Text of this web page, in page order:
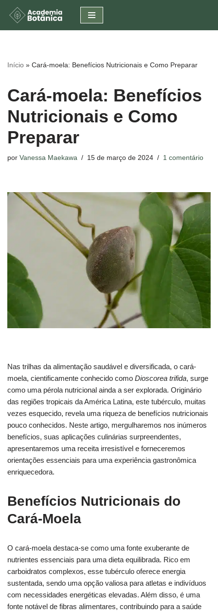
Pular
conteúdo
Início » Cará-moela: Benefícios Nutricionais e Como Preparar
Cará-moela: Benefícios
Nutricionais e Como
Preparar
por Vanessa Maekawa 15 de março de 2024 1 comentário
Nas trilhas da alimentação saudável e diversificada, o cará-
moela, cientificamente conhecido como Dioscorea trifida, surge
como uma pérola nutricional ainda a ser explorada. Originário
das regiões tropicais da América Latina, este tubérculo, muitas
vezes esquecido, revela uma riqueza de benefícios nutricionais
pouco conhecidos. Neste artigo, mergulharemos nos inúmeros
benefícios, suas aplicações culinárias surpreendentes,
apresentaremos uma receita irresistível e forneceremos
orientações essenciais para uma experiência gastronômica
enriquecedora.
Benefícios Nutricionais do
Cará-Moela
O cará-moela destaca-se como uma fonte exuberante de
nutrientes essenciais para uma dieta equilibrada. Rico em
carboidratos complexos, esse tubérculo oferece energia
sustentada, sendo uma opção valiosa para atletas e indivíduos
com necessidades energéticas elevadas. Além disso, é uma
fonte notável de fibras alimentares, contribuindo para a saúde